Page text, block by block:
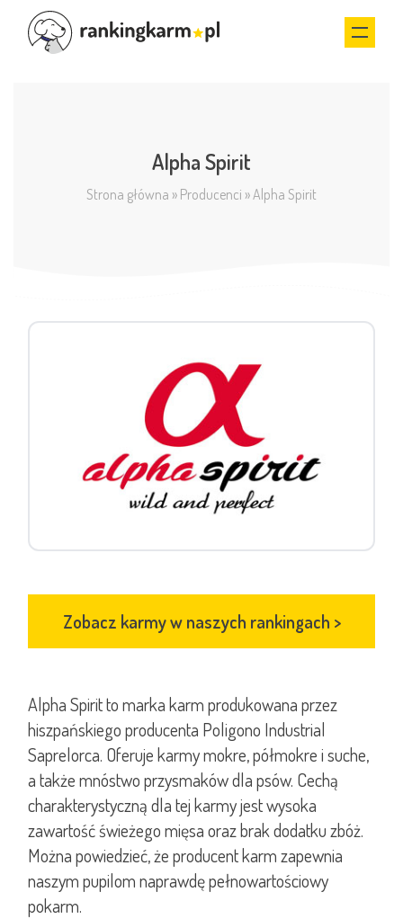
Alpha Spirit
Strona główna » Producenci »Alpha Spirit
Zobacz karmy w naszych rankingach >
Alpha Spirit to marka karm produkowana przez
hiszpańskiego producenta Poligono Industrial
Saprelorca. Oferuje karmy mokre, półmokre i suche,
a także mnóstwo przysmaków dla psów. Cechą
charakterystyczną dla tej karmy jest wysoka
zawartość świeżego mięsa oraz brak dodatku zbóż.
Można powiedzieć, że producent karm zapewnia
naszym pupilom naprawdę pełnowartościowy
pokarm.